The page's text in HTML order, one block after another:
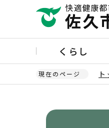
ー
の
くらし
現在のページ